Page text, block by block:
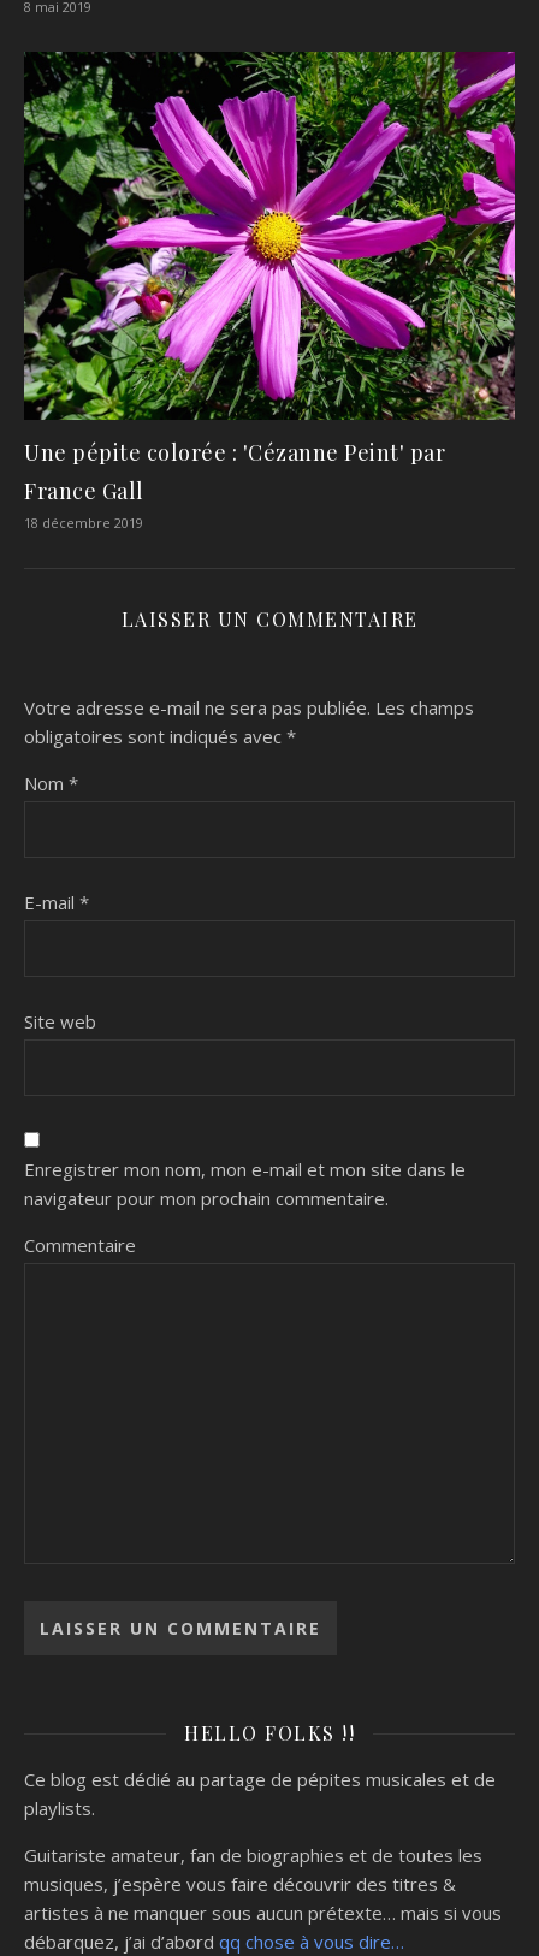
8 mai 2019
Une pépite colorée : 'Cézanne Peint' par
France Gall
18 décembre 2019
LAISSER UN COMMENTAIRE
Votre adresse e-mail ne sera pas publiée. Les champs
obligatoires sont indiqués avec *
Nom *
E-mail *
Site web
Enregistrer mon nom, mon e-mail et mon site dans le
navigateur pour mon prochain commentaire.
Commentaire
HELLO FOLKS !!
Ce blog est dédié au partage de pépites musicales et de
playlists.
Guitariste amateur, fan de biographies et de toutes les
musiques, j’espère vous faire découvrir des titres &
artistes à ne manquer sous aucun prétexte… mais si vous
débarquez, j’ai d’abord qq chose à vous dire…